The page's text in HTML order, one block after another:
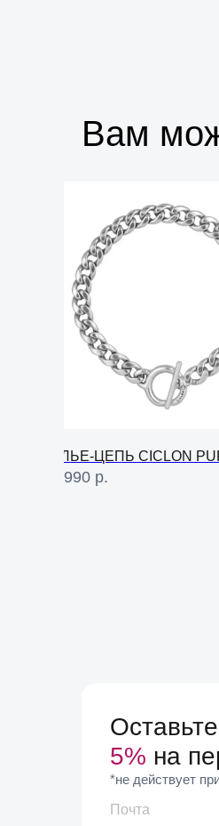
Вам
КОЛЬЕ-ЦЕПЬ CICLON
19 990 р.
5% на
*не действует